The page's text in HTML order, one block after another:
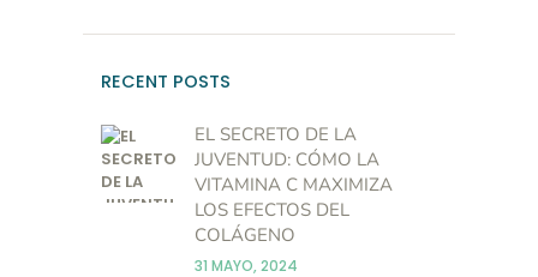
RECENT POSTS
EL SECRETO DE LA
JUVENTUD: CÓMO LA
VITAMINA C MAXIMIZA
LOS EFECTOS DEL
COLÁGENO
31 MAYO, 2024